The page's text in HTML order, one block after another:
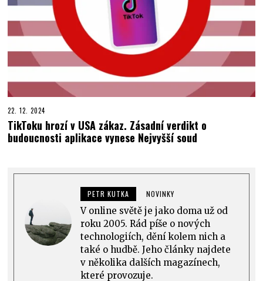
22. 12. 2024
TikToku hrozí v USA zákaz. Zásadní verdikt o
budoucnosti aplikace vynese Nejvyšší soud
PETR KUTKA NOVINKY
V online světě je jako doma už od
roku 2005. Rád píše o nových
technologiích, dění kolem nich a
také o hudbě. Jeho články najdete
v několika dalších magazínech,
které provozuje.